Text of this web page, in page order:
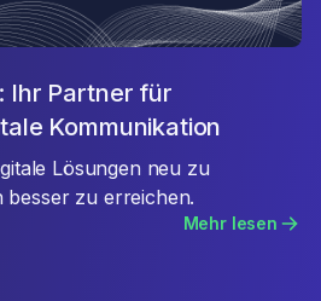
Ihr Partner für
Kommunikation
Lösungen neu zu
besser zu erreichen.
Mehr lesen